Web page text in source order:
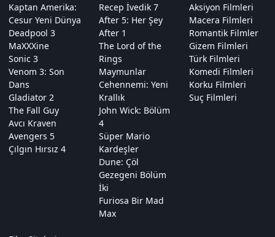
Kaptan Amerika:
Cesur Yeni Dünya
Deadpool 3
MaXXXine
Sonic 3
Venom 3: Son
Dans
Gladiator 2
The Fall Guy
Avcı Kraven
Avengers 5
Çılgın Hırsız 4
Recep İvedik 7
After 5: Her Şey
After 1
The Lord of the
Rings
Maymunlar
Cehennemi: Yeni
Krallık
John Wick: Bölüm
4
Süper Mario
Kardeşler
Dune: Çöl
Gezegeni Bölüm
İki
Furiosa Bir Mad
Max
Aksiyon Filmleri
Macera Filmleri
Romantik Filmler
Gizem Filmleri
Türk Filmleri
Komedi Filmleri
Korku Filmleri
Suç Filmleri